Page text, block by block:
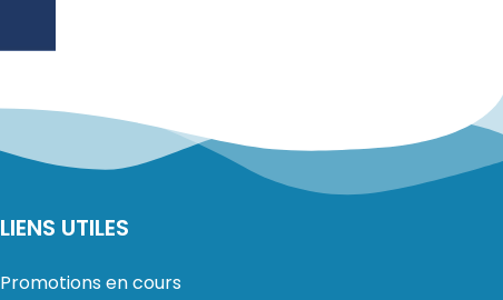
LIENS UTILES
Promotions en cours